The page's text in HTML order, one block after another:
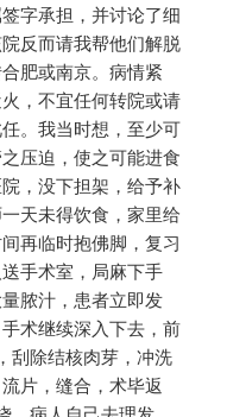
字承担，并讨论了细
反而请我帮他们解脱
肥或南京。病情紧
，不宜任何转院或请
。我当时想，至少可
压迫，使之可能进食
，没下担架，给予补
天未得饮食，家里给
再临时抱佛脚，复习
手术室，局麻下手
脓汁，患者立即发
术继续深入下去，前
刮除结核肉芽，冲洗
片，缝合，术毕返